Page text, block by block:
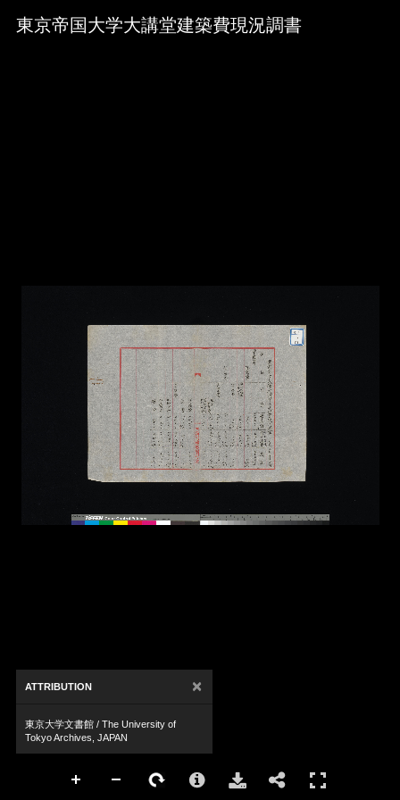
Media Viewer
東京帝国大学大講堂建築費現況調書
ATTRIBUTION ×
東京大学文書館 / The University of
Tokyo Archives, JAPAN